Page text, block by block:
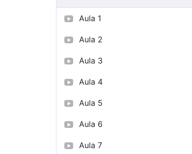
Aula 1
Aula 2
Aula 3
Aula 4
Aula 5
Aula 6
Aula 7